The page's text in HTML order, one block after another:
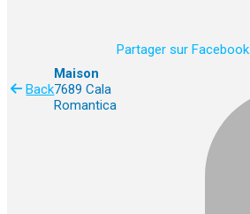
Back
Maison
7689 Cala
Romantica
Partager sur Facebook